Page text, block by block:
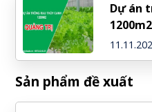
Dự án
Sản phẩm đề xuất